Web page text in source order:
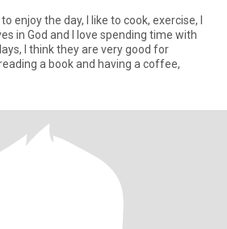
enjoy the day, I like to cook, exercise, I
in God and I love spending time with
I think they are very good for
a book and having a coffee,